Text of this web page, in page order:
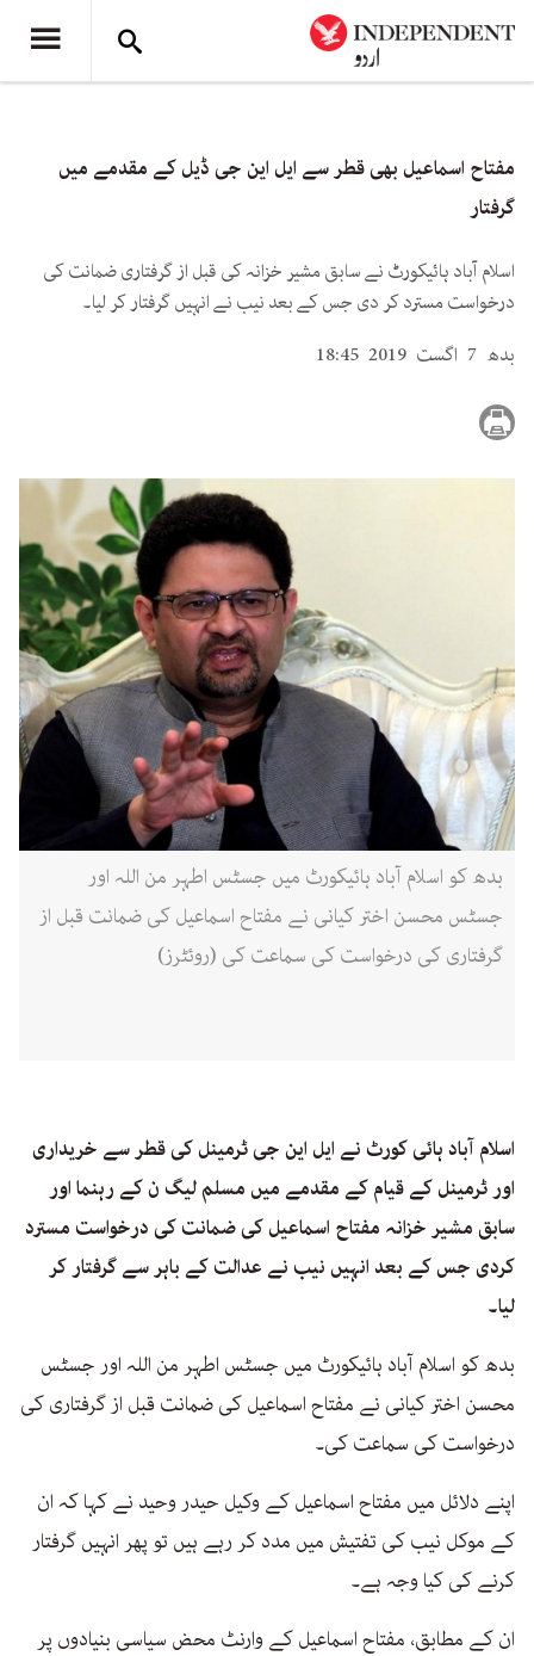
مفتاح اسماعیل بھی قطر سے ایل این جی ڈیل کے مقدمے میں
گرفتار
اسلام آباد ہائیکورٹ نے سابق مشیر خزانہ کی قبل از گرفتاری ضمانت کی
درخواست مسترد کر دی جس کے بعد نیب نے انہیں گرفتار کر لیا۔
بدھ 7 اگست 2019 18:45
بدھ کو اسلام آباد ہائیکورٹ میں جسٹس اطہر من اللہ اور
جسٹس محسن اختر کیانی نے مفتاح اسماعیل کی ضمانت قبل از
گرفتاری کی درخواست کی سماعت کی (روئٹرز)
اسلام آباد ہائی کورٹ نے ایل این جی ٹرمینل کی قطر سے خریداری
اور ٹرمینل کے قیام کے مقدمے میں مسلم لیگ ن کے رہنما اور
سابق مشیر خزانہ مفتاح اسماعیل کی ضمانت کی درخواست مسترد
کردی جس کے بعد انہیں نیب نے عدالت کے باہر سے گرفتار کر
لیا۔
بدھ کو اسلام آباد ہائیکورٹ میں جسٹس اطہر من اللہ اور جسٹس
محسن اختر کیانی نے مفتاح اسماعیل کی ضمانت قبل از گرفتاری کی
درخواست کی سماعت کی۔
اپنے دلائل میں مفتاح اسماعیل کے وکیل حیدر وحید نے کہا کہ ان
کے موکل نیب کی تفتیش میں مدد کر رہے ہیں تو پھر انہیں گرفتار
کرنے کی کیا وجہ ہے۔
ان کے مطابق، مفتاح اسماعیل کے وارنٹ محض سیاسی بنیادوں پر